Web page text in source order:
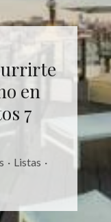
en
7
· Listas ·